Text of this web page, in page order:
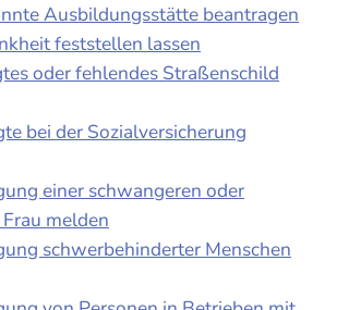
Ausbildungsstätte beantragen
feststellen lassen
oder fehlendes Straßenschild
bei der Sozialversicherung
einer schwangeren oder
melden
schwerbehinderter Menschen